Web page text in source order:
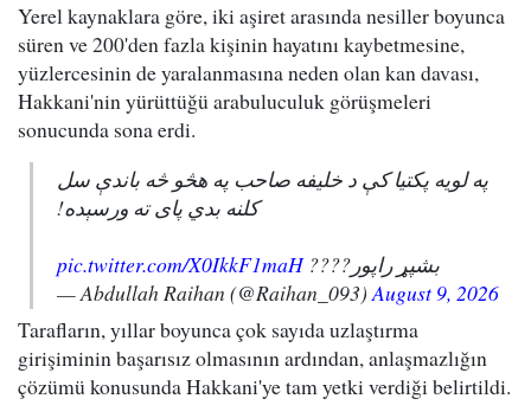
Yerel kaynaklara göre, iki aşiret arasında nesiller boyunca
süren ve 200'den fazla kişinin hayatını kaybetmesine,
yüzlercesinin de yaralanmasına neden olan kan davası,
Hakkani'nin yürüttüğü arabuluculuk görüşmeleri
sonucunda sona erdi.
په لویه پکتیا کې د خلیفه صاحب په هڅو څه باندې سل
کلنه بدي پای ته ورسېده!
بشپړ راپور????pic.twitter.com/X0IkkF1maH
— Abdullah Raihan (@Raihan_093)August 9, 2026
Tarafların, yıllar boyunca çok sayıda uzlaştırma
girişiminin başarısız olmasının ardından, anlaşmazlığın
çözümü konusunda Hakkani'ye tam yetki verdiği belirtildi.